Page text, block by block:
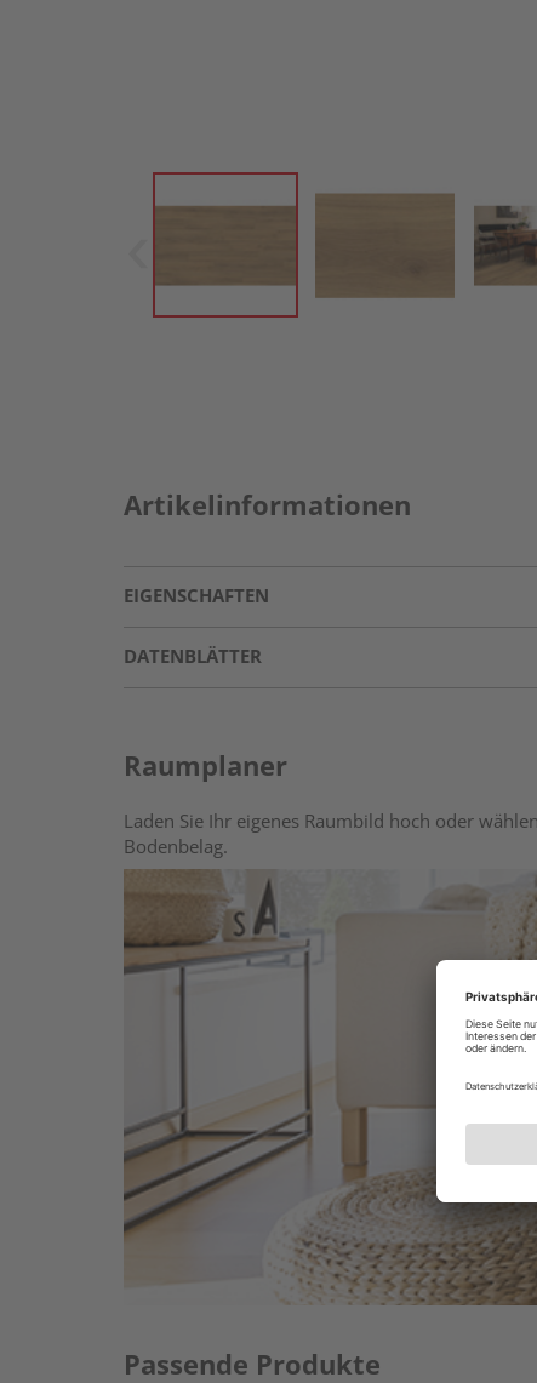
Artikelinformationen
EIGENSCHAFTEN
DATENBLÄTTER
Raumplaner
Laden Sie Ihr eigenes Raumbild hoch oder
Bodenbelag.
Passende Produkte